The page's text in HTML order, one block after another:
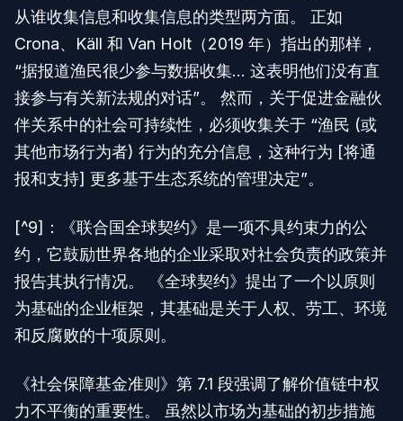
从谁收集信息和收集信息的类型两方面。 正如
Crona、Käll 和 Van Holt（2019 年）指出的那样，
“据报道渔民很少参与数据收集… 这表明他们没有直
接参与有关新法规的对话”。 然而，关于促进金融伙
伴关系中的社会可持续性，必须收集关于 “渔民 (或
其他市场行为者) 行为的充分信息，这种行为 [将通
报和支持] 更多基于生态系统的管理决定”。
[^9]：《联合国全球契约》是一项不具约束力的公
约，它鼓励世界各地的企业采取对社会负责的政策并
报告其执行情况。 《全球契约》提出了一个以原则
为基础的企业框架，其基础是关于人权、劳工、环境
和反腐败的十项原则。
《社会保障基金准则》第 7.1 段强调了解价值链中权
力不平衡的重要性。 虽然以市场为基础的初步措施